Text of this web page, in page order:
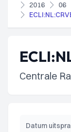
Home2016
06
Centrale
Datum